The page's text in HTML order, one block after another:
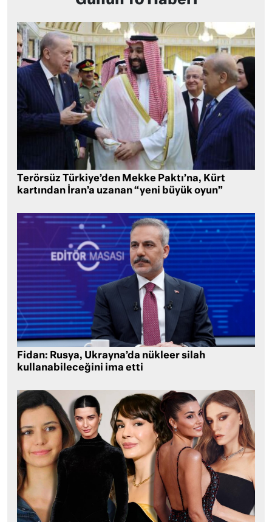
Terörsüz Türkiye’den Mekke Paktı’na, Kürt
kartından İran’a uzanan “yeni büyük oyun”
Fidan: Rusya, Ukrayna’da nükleer silah
kullanabileceğini ima etti